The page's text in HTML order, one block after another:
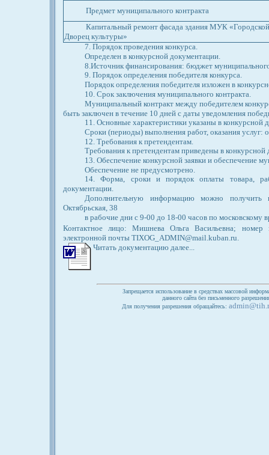
Предмет муниципального контракта
Капитальный ремонт фасада здания МУК «Городской
Дворец культуры»
7. Порядок проведения конкурса.
Определен в конкурсной документации.
8.Источник финансирования: бюджет
9. Порядок определения победителя конкурса.
Порядок определения победителя изложен в
10. Срок заключения муниципального контракта.
Муниципальный контракт между победителем
быть заключен в течение 10 дней с даты уведомления
11. Основные характеристики указаны в конкурсной
Сроки (периоды) выполнения работ, оказания услуг:
12. Требования к претендентам.
Требования к претендентам приведены в конкурсной
13. Обеспечение конкурсной заявки и обеспечение
Обеспечение не предусмотрено.
14. Форма, сроки и порядок оплаты товара,
документации.
Дополнительную информацию можно
Октябрьская, 38
в рабочие дни с 9-00 до 18-00 часов по московскому
Контактное лицо: Мишнева Ольга Васильевна; номер
электронной почты TIXOG_ADMIN@mail.kuban.ru.
Читать документацию далее...
Запрещается использование в средствах массовой
данного сайта без письменного
Для получения разрешения обращайтесь: